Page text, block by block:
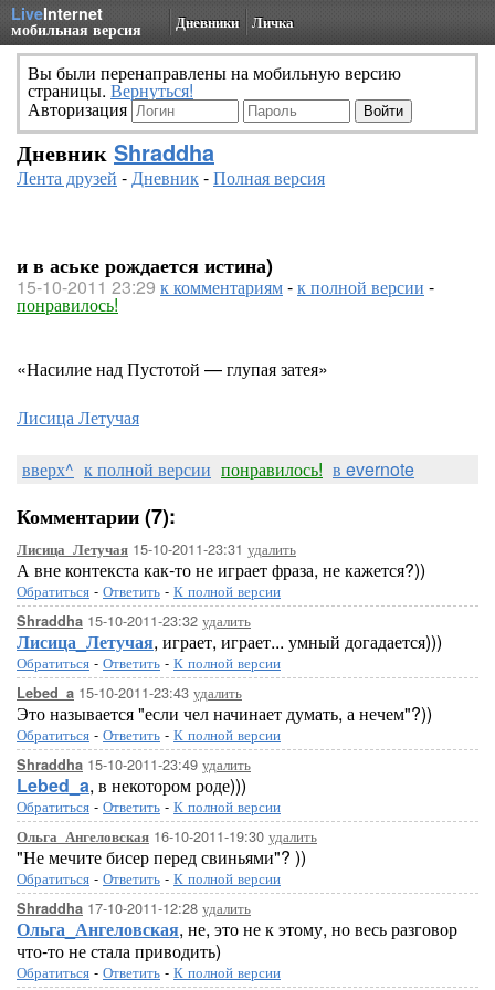
LiveInternet
мобильная версия Дневники Личка
Вы были перенаправлены на мобильную версию
страницы. Вернуться!
Авторизация
Дневник Shraddha
Лента друзей -Дневник-Полная версия
и в аське рождается истина)
15-10-2011 23:29 к комментариям-к полной версии -
понравилось!
«Насилие над Пустотой — глупая затея»
Лисица Летучая
вверх^ к полной версии понравилось! в evernote
Комментарии (7):
Лисица_Летучая 15-10-2011-23:31 удалить
А вне контекста как-то не играет фраза, не кажется?))
Обратиться - Ответить - К полной версии
Shraddha 15-10-2011-23:32 удалить
Лисица_Летучая, играет, играет... умный догадается)))
Обратиться - Ответить - К полной версии
Lebed_a 15-10-2011-23:43 удалить
Это называется "если чел начинает думать, а нечем"?))
Обратиться - Ответить - К полной версии
Shraddha 15-10-2011-23:49 удалить
Lebed_a, в некотором роде)))
Обратиться - Ответить - К полной версии
Ольга_Ангеловская 16-10-2011-19:30 удалить
"Не мечите бисер перед свиньями"? ))
Обратиться - Ответить - К полной версии
Shraddha 17-10-2011-12:28 удалить
Ольга_Ангеловская, не, это не к этому, но весь разговор
что-то не стала приводить)
Обратиться - Ответить - К полной версии